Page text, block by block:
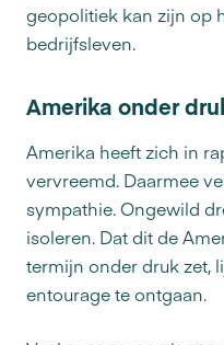
geopolitiek kan zijn op
bedrijfsleven.
Amerika onder
Amerika heeft zich in
vervreemd. Daarmee
sympathie. Ongewild
isoleren. Dat dit de
termijn onder druk zet,
entourage te ontgaan.